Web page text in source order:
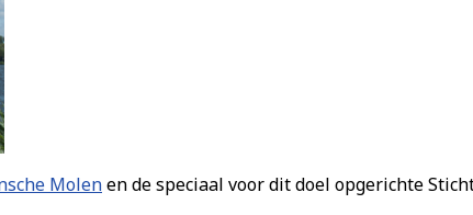
Molenen de speciaal voor dit doel opgerichte